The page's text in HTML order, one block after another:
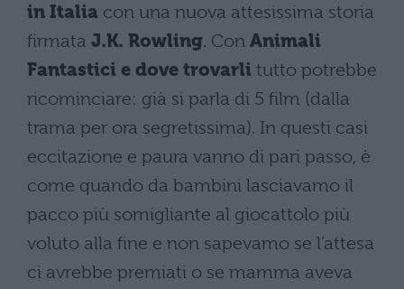
in Italia con una nuova attesissima storia
firmata J.K. Rowling. Con Animali
Fantastici e dove trovarli tutto potrebbe
ricominciare: già si parla di 5 film (dalla
trama per ora segretissima). In questi casi
eccitazione e paura vanno di pari passo, è
come quando da bambini lasciavamo il
pacco più somigliante al giocattolo più
voluto alla fine e non sapevamo se l’attesa
ci avrebbe premiati o se mamma aveva